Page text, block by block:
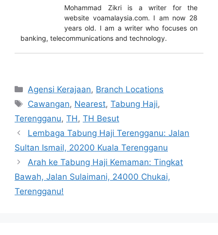
Mohammad Zikri is a writer for the
website voamalaysia.com. I am now 28
years old. I am a writer who focuses on
banking, telecommunications and technology.
Categories
Agensi Kerajaan, Branch Locations
Tags
Cawangan, Nearest,Tabung Haji,
Terengganu, TH , TH Besut
Lembaga Tabung Haji Terengganu: Jalan
Sultan Ismail, 20200 Kuala Terengganu
Arah ke Tabung Haji Kemaman: Tingkat
Bawah, Jalan Sulaimani, 24000 Chukai,
Terengganu!